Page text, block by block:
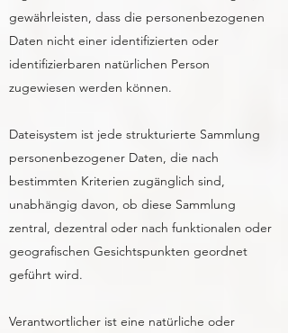
gewährleisten, dass die personenbezogenen
Daten nicht einer identifizierten oder
identifizierbaren natürlichen Person
zugewiesen werden können.
Dateisystem ist jede strukturierte Sammlung
personenbezogener Daten, die nach
bestimmten Kriterien zugänglich sind,
unabhängig davon, ob diese Sammlung
zentral, dezentral oder nach funktionalen oder
geografischen Gesichtspunkten geordnet
geführt wird.
Verantwortlicher ist eine natürliche oder